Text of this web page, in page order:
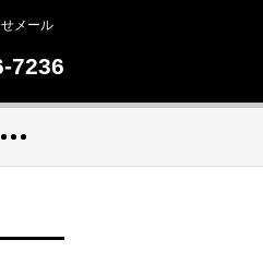
メール
7236